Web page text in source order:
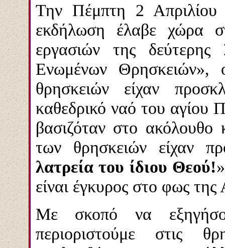
Την Πέμπτη 2 Απριλίου
εκδήλωση έλαβε χώρα
εργασιών της δεύτερης
Ενωμένων Θρησκειών»,
θρησκειών είχαν
καθεδρικό ναό του αγίου
βασιζόταν στο ακόλουθο
των θρησκειών είχαν
λατρεία του ίδιου Θεού!
είναι έγκυρος στο φως
Με σκοπό να
περιοριστούμε στις